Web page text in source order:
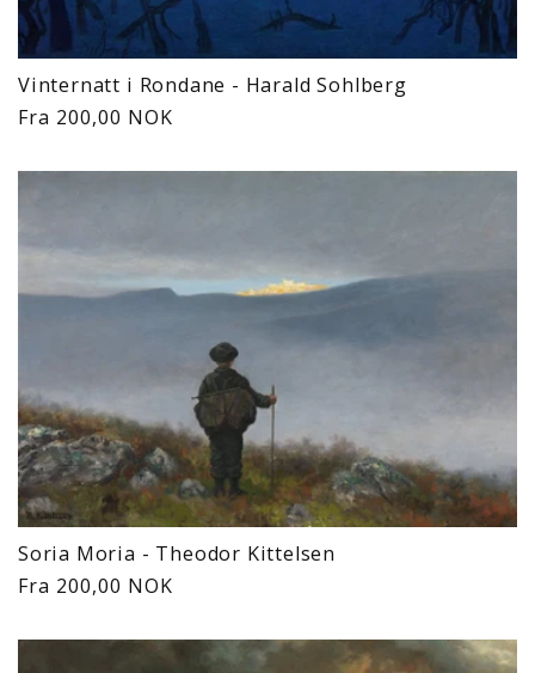
Vinternatt i Rondane - Harald Sohlberg
Vanlig
Fra 200,00 NOK
Soria Moria - Theodor Kittelsen
Vanlig
Fra 200,00 NOK